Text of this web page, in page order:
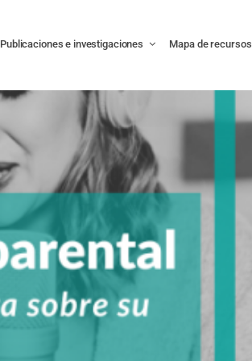
Publicaciones e investigaciones Mapa de recursos